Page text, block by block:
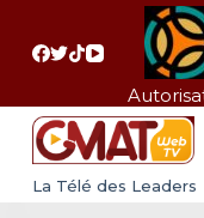
a
La Télé des Leaders